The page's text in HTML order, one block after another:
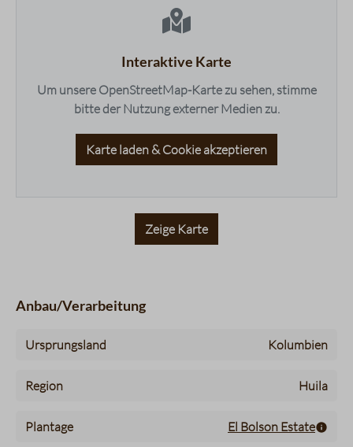
5 / 5Interaktive Karte
Um unsere OpenStreetMap-Karte zu sehen, stimme
bitte der Nutzung externer Medien zu.
Karte laden & Cookie akzeptieren
Zeige Karte
Anbau/Verarbeitung
Ursprungsland Kolumbien
Region Huila
Plantage El Bolson Estate